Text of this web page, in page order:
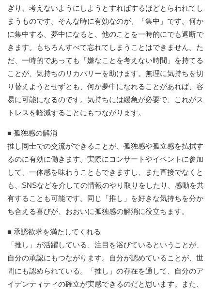
ぎり、考えないようにしようとすればするほどとらわれてし
まうものです。そんな時に有効なのが、「集中」です。何か
に集中する、夢中になると、他のことを一時的にでも遮断で
きます。もちろんすべて忘れてしまうことはできません。た
だ、一時的であっても「嫌なことを考えない時間」を持てる
ことが、気持ちのリカバリーを助けます。無理に気持ちを切
り替えようとせずとも、何か夢中になれることがあれば、容
易に可能になるのです。気持ちには緩急が必要で、これがス
トレスを軽減することにもつながります。
■ 孤独感の解消
推し同士での交流ができることが、孤独感や孤立感を払拭す
るのに有効に働きます。実際にコンサートやイベントに参加
して、一体感を味わうこともできますし、また直接でなくと
も、SNSなどを介しての情報のやり取りをしたり、感動を共
有することも可能です。同じ「推し」を好きな気持ちを分か
ち合える喜びが、おおいに孤独感の解消に役立ちます。
■ 承認欲求を満たしてくれる
「推し」が活躍している、注目を浴びているということが、
自分の承認にもつながります。自分が認めていることが、世
間にも認められている。「推し」の存在を通して、自分のア
イデンティティの確立が実感できるのだと思います。また、